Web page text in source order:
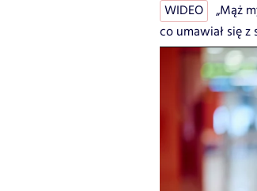
WIDEO
„Mąż
co umawiał się z